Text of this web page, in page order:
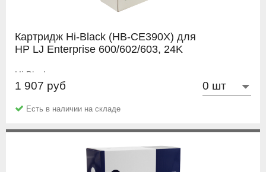
Картридж Hi-Black (HB-CE390X) для
HP LJ Enterprise 600/602/603, 24K
Hi-Black
1 907 руб
Есть в наличии на складе